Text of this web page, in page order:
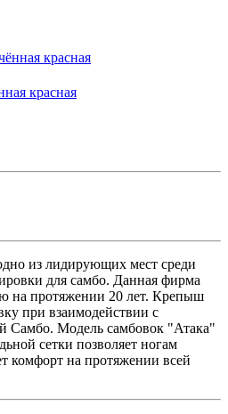
красная
из лидирующих мест среди
для самбо. Данная фирма
на протяжении 20 лет. Крепыш
при взаимодействии с
Самбо. Модель самбовок "Атака"
сетки позволяет ногам
комфорт на протяжении всей